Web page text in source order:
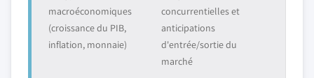
macroéconomiques
(croissance du PIB,
inflation, monnaie)
concurrentielles et
anticipations
d'entrée/sortie du
marché